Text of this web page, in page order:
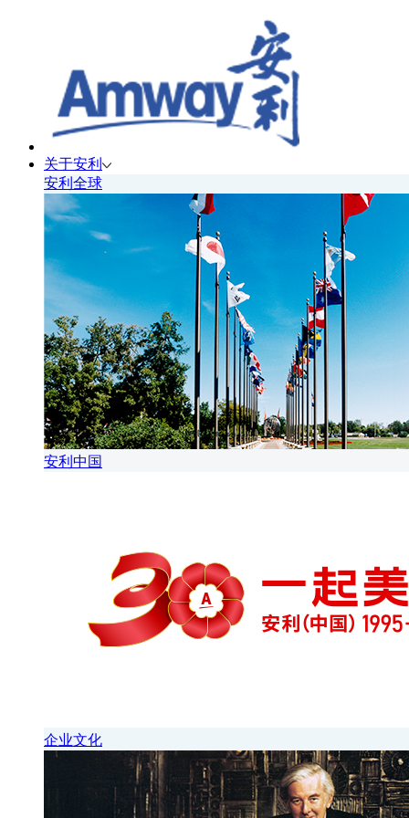
关于安利
安利全球
安利中国
企业文化